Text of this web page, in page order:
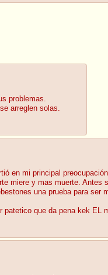
problemas.
arreglen solas.
en mi principal
miere y mas muerte. Antes
una prueba para
patetico que da pena kek EL